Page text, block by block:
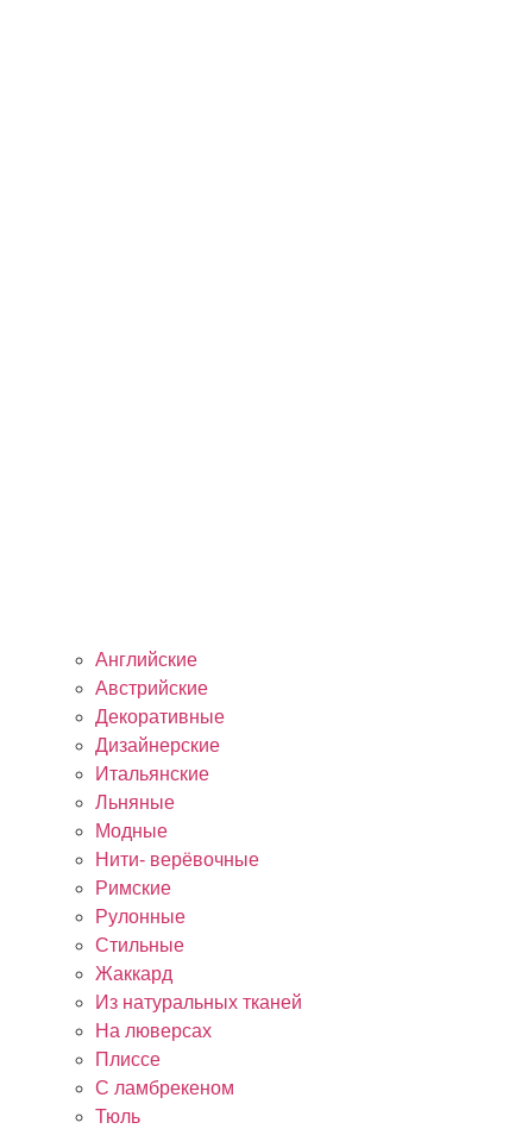
Английские
Австрийские
Декоративные
Дизайнерские
Итальянские
Льняные
Модные
Нити- верёвочные
Римские
Рулонные
Стильные
Жаккард
Из натуральных тканей
На люверсах
Плиссе
С ламбрекеном
Тюль